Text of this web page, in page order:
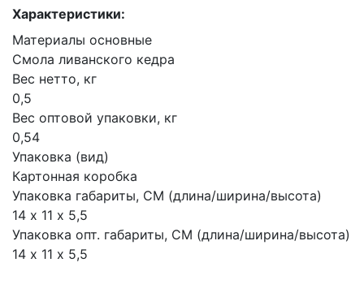
Характеристики:
Материалы основные
Смола ливанского кедра
Вес нетто, кг
0,5
Вес оптовой упаковки, кг
0,54
Упаковка (вид)
Картонная коробка
Упаковка габариты, СМ (длина/ширина/высота)
14 х 11 х 5,5
Упаковка опт. габариты, СМ (длина/ширина/высота)
14 х 11 х 5,5